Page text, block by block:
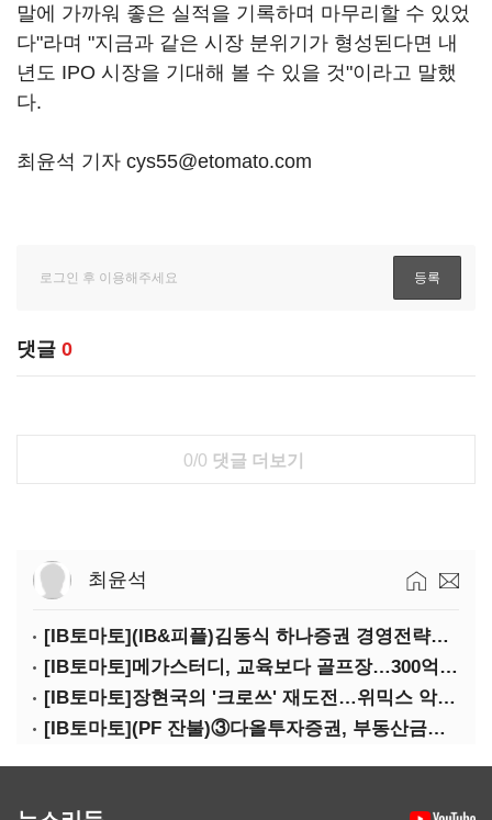
말에 가까워 좋은 실적을 기록하며 마무리할 수 있었
다"라며 "지금과 같은 시장 분위기가 형성된다면 내
년도 IPO 시장을 기대해 볼 수 있을 것"이라고 말했
다.
최윤석 기자 cys55@etomato.com
댓글 0
0/0 댓글 더보기
최윤석
[IB토마토](IB&피플)김동식 하나증권 경영전략본부장
[IB토마토]메가스터디, 교육보다 골프장…300억 대여 뒤 보증 리스크
[IB토마토]장현국의 '크로쓰' 재도전…위믹스 악몽 지울 수 있나
[IB토마토](PF 잔불)③다올투자증권, 부동산금융 줄였지만 정상화는 진행형